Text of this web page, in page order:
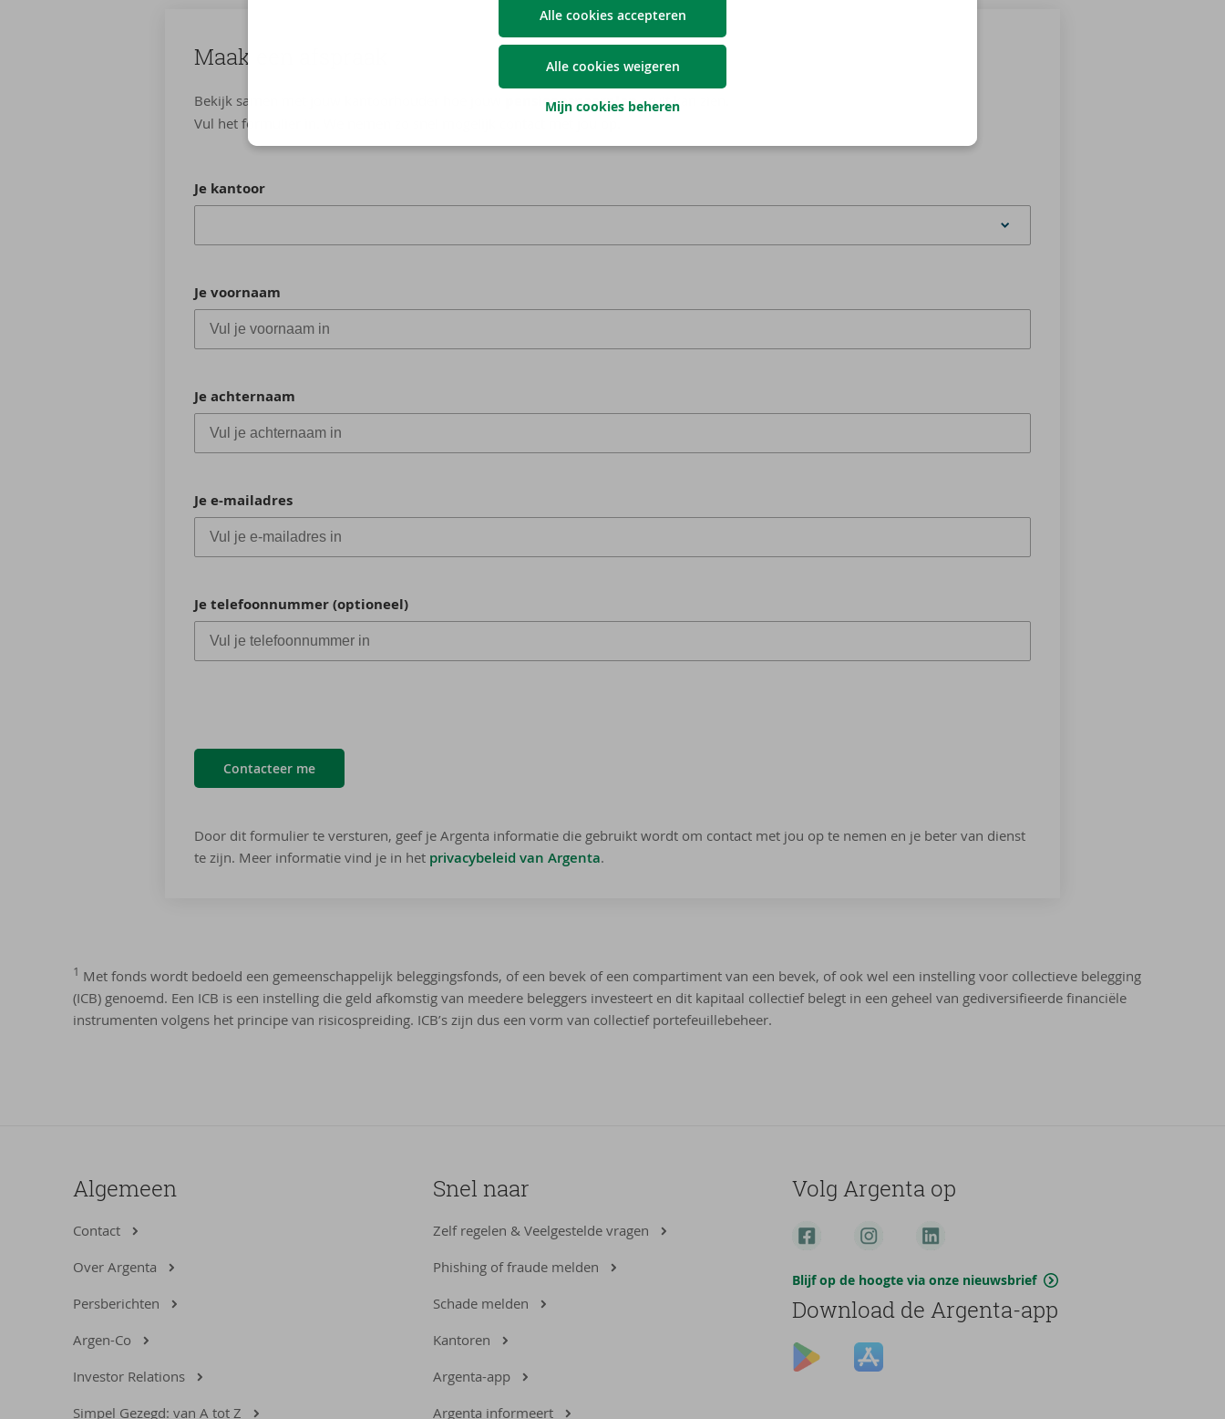
Alle cookies accepteren
Alle cookies weigeren
Mijn cookies beheren
Maak een af­spraak
Bekijk samen met jouw kantoorhouder hoe jouw pensioenspaarplaneruit kan zien.
Vul het formulier in. We nemen zo snel mogelijk contact met jou op.
Je kantoor
Je voornaam
Je achternaam
Je e-mailadres
Je telefoonnummer (optioneel)
Contacteer me
Door dit formulier te versturen, geef je Argenta informatie die gebruikt wordt om contact met jou op te nemen en je beter van dienst
te zijn. Meer informatie vind je in het privacybeleid van Argenta.
D
i
a
i
­
m
e
r
1 Met fonds wordt bedoeld een gemeenschappelijk beleggingsfonds, of een bevek of een compartiment van een bevek, of ook wel een instelling voor collectieve belegging
(ICB) genoemd. Een ICB is een instelling die geld afkomstig van meedere beleggers investeert en dit kapitaal collectief belegt in een geheel van gediversifieerde financiële
instrumenten volgens het principe van risicospreiding. ICB’s zijn dus een vorm van collectief portefeuillebeheer.
Algemeen
Contact
Over Argenta
Persberichten
Argen-Co
Investor Relations
Simpel Gezegd: van A tot Z
Snel naar
Zelf regelen & Veelgestelde vragen
Phishing of fraude melden
Schade melden
Kantoren
Argenta-app
Argenta informeert
Volg Argenta op
Blijf op de hoogte via onze nieuwsbrief
Download de Argenta-app